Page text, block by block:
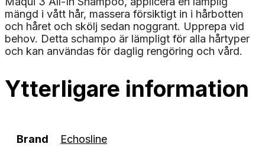
mängd i vått hår, massera försiktigt in i hårbotten
och håret och skölj sedan noggrant. Upprepa vid
behov. Detta schampo är lämpligt för alla hårtyper
och kan användas för daglig rengöring och vård.
Ytterligare information
Brand Echosline